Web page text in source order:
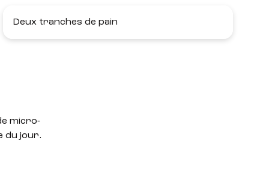
Deux tranches de pain
micro-
du jour.